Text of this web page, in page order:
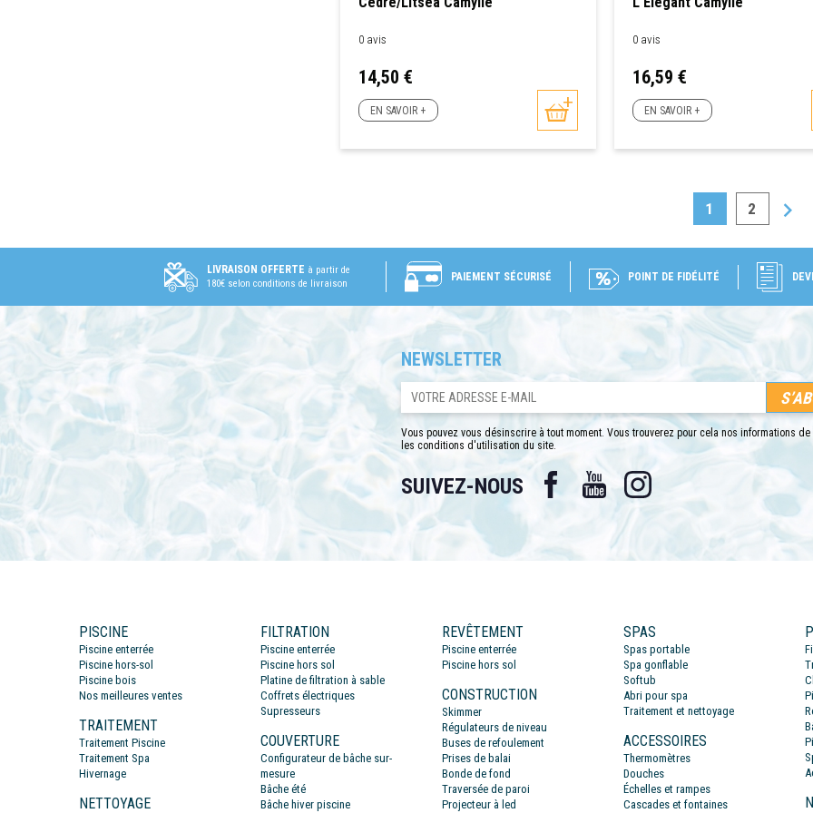
0 avis
Prix
14,50 €
EN SAVOIR +
0 avis
Prix
16,59 €
EN SAVOIR +
1 2 
LIVRAISON OFFERTE à partir de
180€ selon conditions de livraison
PAIEMENT SÉCURISÉ POINT DE FIDÉLITÉ
NEWSLETTER
Vous pouvez vous désinscrire à tout moment. Vous trouverez pour cela nos informations
les conditions d'utilisation du site.
SUIVEZ-NOUS Facebook YouTube
PISCINE
Piscine enterrée
Piscine hors-sol
Piscine bois
Nos meilleures ventes
TRAITEMENT
Traitement Piscine
Traitement Spa
Hivernage
NETTOYAGE
FILTRATION
Piscine enterrée
Piscine hors sol
Platine de filtration à sable
Coffrets électriques
Supresseurs
COUVERTURE
Configurateur de bâche sur-
mesure
Bâche été
Bâche hiver piscine
REVÊTEMENT
Piscine enterrée
Piscine hors sol
CONSTRUCTION
Skimmer
Régulateurs de niveau
Buses de refoulement
Prises de balai
Bonde de fond
Traversée de paroi
Projecteur à led
SPAS
Spas portable
Spa gonflable
Softub
Abri pour spa
Traitement et nettoyage
ACCESSOIRES
Thermomètres
Douches
Échelles et rampes
Cascades et fontaines